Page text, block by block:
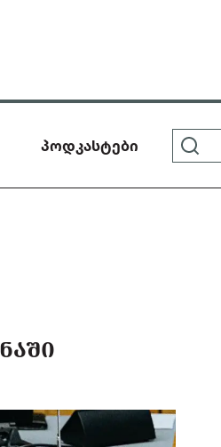
პოდკასტები